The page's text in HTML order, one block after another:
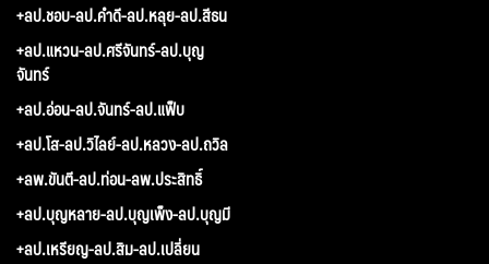
+ลป.ชอบ-ลป.คำดี-ลป.หลุย-ลป.สีธน
+ลป.แหวน-ลป.ศรีจันทร์-ลป.บุญ
จันทร์
+ลป.อ่อน-ลป.จันทร์-ลป.แฟ็บ
+ลป.โส-ลป.วิไลย์-ลป.หลวง-ลป.ถวิล
+ลพ.ขันตี-ลป.ท่อน-ลพ.ประสิทธิ์
+ลป.บุญหลาย-ลป.บุญเพ็ง-ลป.บุญมี
+ลป.เหรียญ-ลป.สิม-ลป.เปลี่ยน